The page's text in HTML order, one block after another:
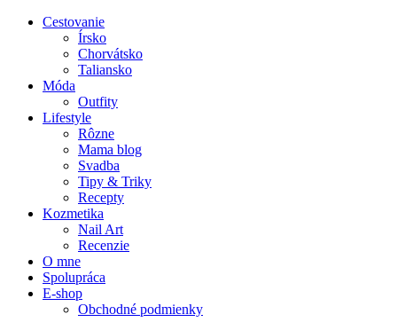
Cestovanie
Írsko
Chorvátsko
Taliansko
Móda
Outfity
Lifestyle
Rôzne
Mama blog
Svadba
Tipy & Triky
Recepty
Kozmetika
Nail Art
Recenzie
O mne
Spolupráca
E-shop
Obchodné podmienky